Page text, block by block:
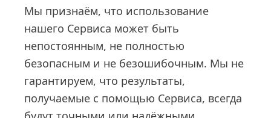
Мы признаём, что использование
нашего Сервиса может быть
непостоянным, не полностью
безопасным и не безошибочным. Мы не
гарантируем, что результаты,
получаемые с помощью Сервиса, всегда